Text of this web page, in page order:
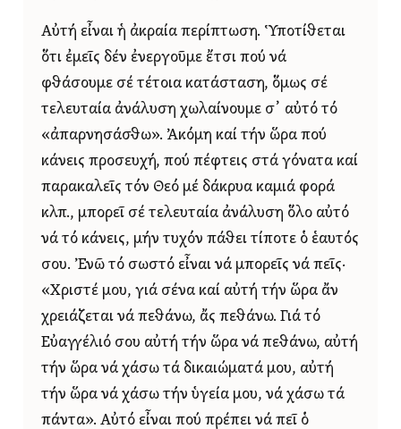
Αὐτή εἶναι ἡ ἀκραία περίπτωση. Ὑποτίθεται
ὅτι ἐμεῖς δέν ἐνεργοῦμε ἔτσι πού νά
φθάσουμε σέ τέτοια κατάσταση, ὅμως σέ
τελευταία ἀνάλυση χωλαίνουμε σ᾿ αὐτό τό
«ἀπαρνησάσθω». Ἀκόμη καί τήν ὥρα πού
κάνεις προσευχή, πού πέφτεις στά γόνατα καί
παρακαλεῖς τόν Θεό μέ δάκρυα καμιά φορά
κλπ., μπορεῖ σέ τελευταία ἀνάλυση ὅλο αὐτό
νά τό κάνεις, μήν τυχόν πάθει τίποτε ὁ ἑαυτός
σου. Ἐνῶ τό σωστό εἶναι νά μπορεῖς νά πεῖς·
«Χριστέ μου, γιά σένα καί αὐτή τήν ὥρα ἄν
χρειάζεται νά πεθάνω, ἄς πεθάνω. Γιά τό
Εὐαγγέλιό σου αὐτή τήν ὥρα νά πεθάνω, αὐτή
τήν ὥρα νά χάσω τά δικαιώματά μου, αὐτή
τήν ὥρα νά χάσω τήν ὑγεία μου, νά χάσω τά
πάντα». Αὐτό εἶναι πού πρέπει νά πεῖ ὁ